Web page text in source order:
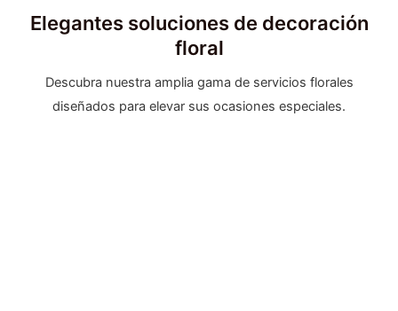
Elegantes soluciones de decoración
floral
Descubra nuestra amplia gama de servicios florales
diseñados para elevar sus ocasiones especiales.